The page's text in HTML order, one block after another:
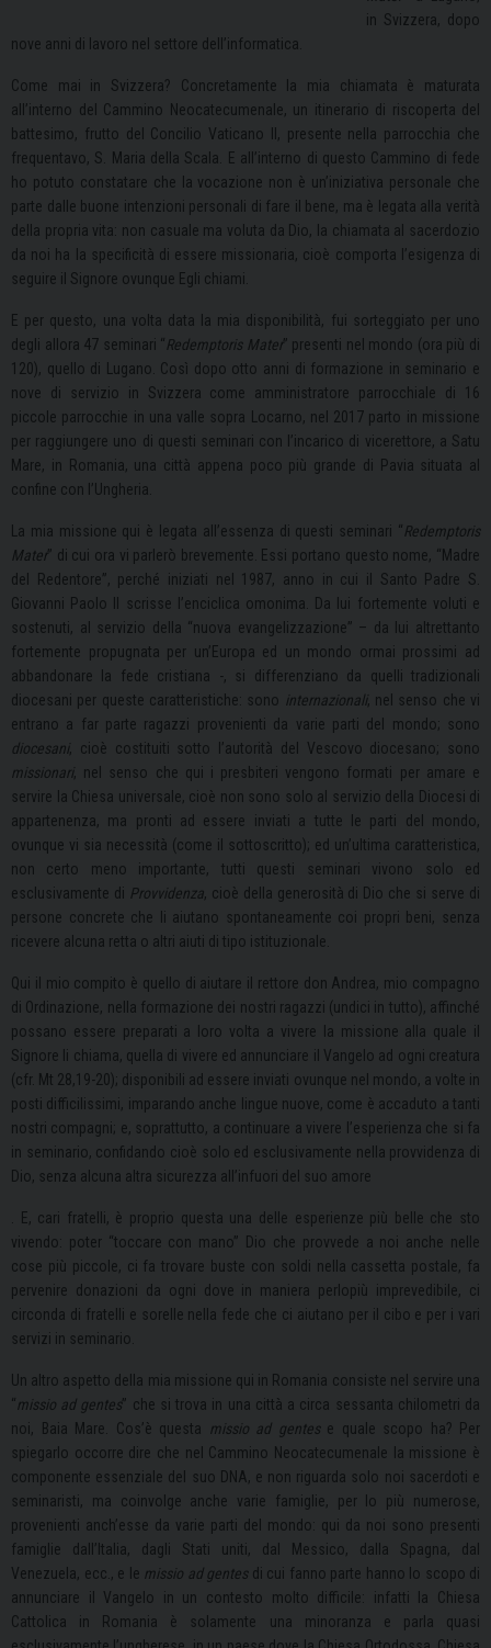
in Svizzera, dopo
nove anni di lavoro nel settore dell’informatica.
Come mai in Svizzera? Concretamente la mia chiamata è maturata
all’interno del Cammino Neocatecumenale, un itinerario di riscoperta del
battesimo, frutto del Concilio Vaticano II, presente nella parrocchia che
frequentavo, S. Maria della Scala. E all’interno di questo Cammino di fede
ho potuto constatare che la vocazione non è un’iniziativa personale che
parte dalle buone intenzioni personali di fare il bene, ma è legata alla verità
della propria vita: non casuale ma voluta da Dio, la chiamata al sacerdozio
da noi ha la specificità di essere missionaria, cioè comporta l’esigenza di
seguire il Signore ovunque Egli chiami.
E per questo, una volta data la mia disponibilità, fui sorteggiato per uno
degli allora 47 seminari “Redemptoris Mater” presenti nel mondo (ora più di
120), quello di Lugano. Così dopo otto anni di formazione in seminario e
nove di servizio in Svizzera come amministratore parrocchiale di 16
piccole parrocchie in una valle sopra Locarno, nel 2017 parto in missione
per raggiungere uno di questi seminari con l’incarico di vicerettore, a Satu
Mare, in Romania, una città appena poco più grande di Pavia situata al
confine con l’Ungheria.
La mia missione qui è legata all’essenza di questi seminari “Redemptoris
Mater” di cui ora vi parlerò brevemente. Essi portano questo nome, “Madre
del Redentore”, perché iniziati nel 1987, anno in cui il Santo Padre S.
Giovanni Paolo II scrisse l’enciclica omonima. Da lui fortemente voluti e
sostenuti, al servizio della “nuova evangelizzazione” – da lui altrettanto
fortemente propugnata per un’Europa ed un mondo ormai prossimi ad
abbandonare la fede cristiana -, si differenziano da quelli tradizionali
diocesani per queste caratteristiche: sono internazionali, nel senso che vi
entrano a far parte ragazzi provenienti da varie parti del mondo; sono
diocesani, cioè costituiti sotto l’autorità del Vescovo diocesano; sono
missionari, nel senso che qui i presbiteri vengono formati per amare e
servire la Chiesa universale, cioè non sono solo al servizio della Diocesi di
appartenenza, ma pronti ad essere inviati a tutte le parti del mondo,
ovunque vi sia necessità (come il sottoscritto); ed un’ultima caratteristica,
non certo meno importante, tutti questi seminari vivono solo ed
esclusivamente di Provvidenza, cioè della generosità di Dio che si serve di
persone concrete che li aiutano spontaneamente coi propri beni, senza
ricevere alcuna retta o altri aiuti di tipo istituzionale.
Qui il mio compito è quello di aiutare il rettore don Andrea, mio compagno
di Ordinazione, nella formazione dei nostri ragazzi (undici in tutto), affinché
possano essere preparati a loro volta a vivere la missione alla quale il
Signore li chiama, quella di vivere ed annunciare il Vangelo ad ogni creatura
(cfr. Mt 28,19-20); disponibili ad essere inviati ovunque nel mondo, a volte in
posti difficilissimi, imparando anche lingue nuove, come è accaduto a tanti
nostri compagni; e, soprattutto, a continuare a vivere l’esperienza che si fa
in seminario, confidando cioè solo ed esclusivamente nella provvidenza di
Dio, senza alcuna altra sicurezza all’infuori del suo amore
. E, cari fratelli, è proprio questa una delle esperienze più belle che sto
vivendo: poter “toccare con mano” Dio che provvede a noi anche nelle
cose più piccole, ci fa trovare buste con soldi nella cassetta postale, fa
pervenire donazioni da ogni dove in maniera perlopiù imprevedibile, ci
circonda di fratelli e sorelle nella fede che ci aiutano per il cibo e per i vari
servizi in seminario.
Un altro aspetto della mia missione qui in Romania consiste nel servire una
“missio ad gentes” che si trova in una città a circa sessanta chilometri da
noi, Baia Mare. Cos’è questa
missio ad gentese quale scopo ha? Per
spiegarlo occorre dire che nel Cammino Neocatecumenale la missione è
componente essenziale del suo DNA, e non riguarda solo noi sacerdoti e
seminaristi, ma coinvolge anche varie famiglie, per lo più numerose,
provenienti anch’esse da varie parti del mondo: qui da noi sono presenti
famiglie dall’Italia, dagli Stati uniti, dal Messico, dalla Spagna, dal
Venezuela, ecc., e le missio ad gentesdi cui fanno parte hanno lo scopo di
annunciare il Vangelo in un contesto molto difficile: infatti la Chiesa
Cattolica in Romania è solamente una minoranza e parla quasi